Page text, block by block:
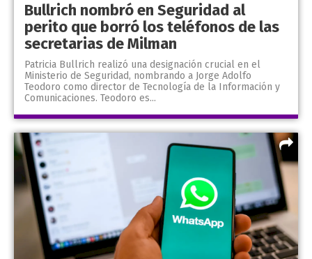
Bullrich nombró en Seguridad al
perito que borró los teléfonos de las
secretarias de Milman
Patricia Bullrich realizó una designación crucial en el
Ministerio de Seguridad, nombrando a Jorge Adolfo
Teodoro como director de Tecnología de la Información y
Comunicaciones. Teodoro es...